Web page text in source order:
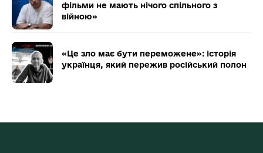
фільми не мають нічого спільного з
війною»
«Це зло має бути переможене»: історія
українця, який пережив російський полон